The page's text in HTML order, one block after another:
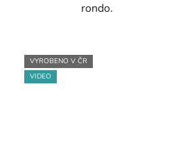
rondo.
VYROBENO V ČR
VIDEO